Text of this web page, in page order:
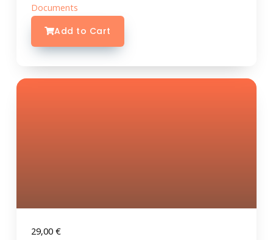
Documents
Add to Cart
29,00 €